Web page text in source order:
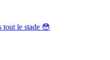
tout le stade 😳